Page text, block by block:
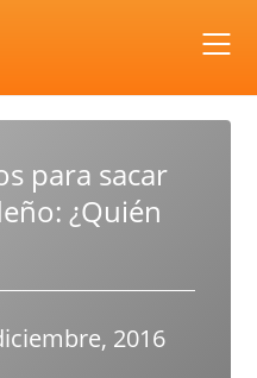
para sacar
¿Quién
2016